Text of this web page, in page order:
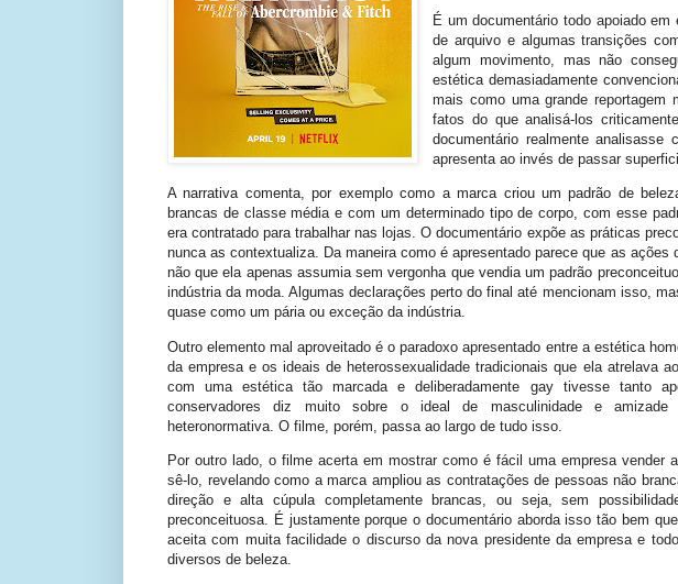
É um documentário todo apoiado
de arquivo e algumas transições
algum movimento, mas não
estética demasiadamente
mais como uma grande reportagem
fatos do que analisá-los
documentário realmente
apresenta ao invés de passar
A narrativa comenta, por exemplo como a marca criou um padrão de
brancas de classe média e com um determinado tipo de corpo, com esse
era contratado para trabalhar nas lojas. O documentário expõe as práticas
nunca as contextualiza. Da maneira como é apresentado parece que as ações
não que ela apenas assumia sem vergonha que vendia um padrão
indústria da moda. Algumas declarações perto do final até mencionam isso,
quase como um pária ou exceção da indústria.
Outro elemento mal aproveitado é o paradoxo apresentado entre a estética
da empresa e os ideais de heterossexualidade tradicionais que ela atrelava
com uma estética tão marcada e deliberadamente gay tivesse tanto
conservadores diz muito sobre o ideal de masculinidade e amizade
heteronormativa. O filme, porém, passa ao largo de tudo isso.
Por outro lado, o filme acerta em mostrar como é fácil uma empresa vender
sê-lo, revelando como a marca ampliou as contratações de pessoas não
direção e alta cúpula completamente brancas, ou seja, sem
preconceituosa. É justamente porque o documentário aborda isso tão bem
aceita com muita facilidade o discurso da nova presidente da empresa e
diversos de beleza.